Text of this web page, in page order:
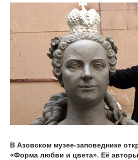
В Азовском музее-заповеднике
«Форма любви и цвета». Её авторы